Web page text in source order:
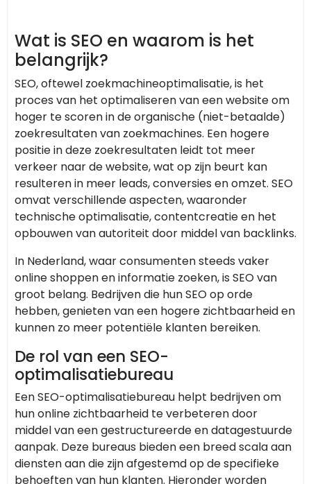
Wat is SEO en waarom is het
belangrijk?
SEO, oftewel zoekmachineoptimalisatie, is het
proces van het optimaliseren van een website om
hoger te scoren in de organische (niet-betaalde)
zoekresultaten van zoekmachines. Een hogere
positie in deze zoekresultaten leidt tot meer
verkeer naar de website, wat op zijn beurt kan
resulteren in meer leads, conversies en omzet. SEO
omvat verschillende aspecten, waaronder
technische optimalisatie, contentcreatie en het
opbouwen van autoriteit door middel van backlinks.
In Nederland, waar consumenten steeds vaker
online shoppen en informatie zoeken, is SEO van
groot belang. Bedrijven die hun SEO op orde
hebben, genieten van een hogere zichtbaarheid en
kunnen zo meer potentiële klanten bereiken.
De rol van een SEO-
optimalisatiebureau
Een SEO-optimalisatiebureau helpt bedrijven om
hun online zichtbaarheid te verbeteren door
middel van een gestructureerde en datagestuurde
aanpak. Deze bureaus bieden een breed scala aan
diensten aan die zijn afgestemd op de specifieke
behoeften van hun klanten. Hieronder worden